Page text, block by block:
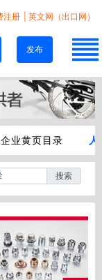
注册 | 英文网（出口网）
发布
企业黄页目录
搜索